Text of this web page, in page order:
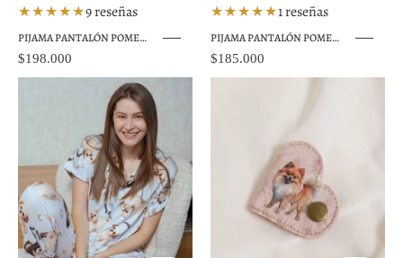
★★★★★9 reseñas
PIJAMA PANTALÓN POMERANIA GRIS TP0042
$198.000
★★★★★1 reseñas
PIJAMA PANTALÓN POMERANIA ROSADO TP0083
$185.000
Pijama
pantalón
perros
Shih
Tzu
azul
perros
Pomerania
Colombia